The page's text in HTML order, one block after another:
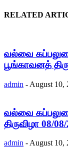
RELATED
வல்வை
பூங்காவனத்
admin - August 10,
வல்வை
திருவிழா 08/
admin - August 10,